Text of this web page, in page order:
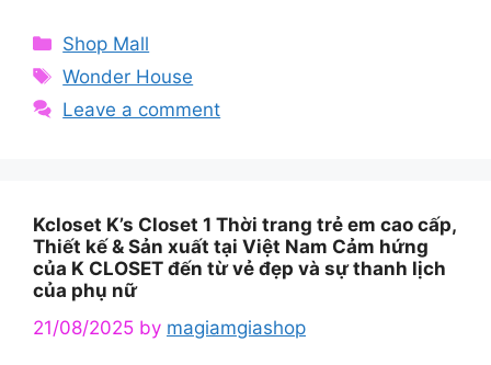
Categories
Shop Mall
Tags
Wonder House
Leave a comment
Kcloset K’s Closet 1 Thời trang trẻ em cao cấp,
Thiết kế & Sản xuất tại Việt Nam Cảm hứng
của K CLOSET đến từ vẻ đẹp và sự thanh lịch
của phụ nữ
21/08/2025 by magiamgiashop